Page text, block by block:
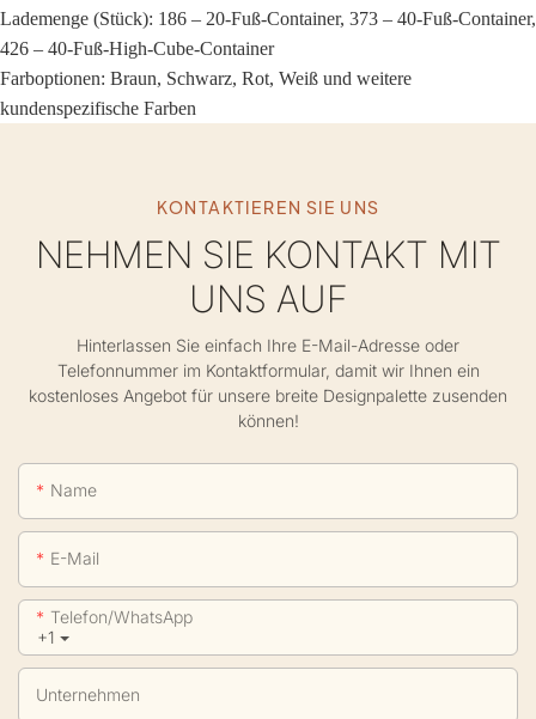
Lademenge (Stück): 186 – 20-Fuß-Container, 373 – 40-Fuß-Container,
426 – 40-Fuß-High-Cube-Container
Farboptionen: Braun, Schwarz, Rot, Weiß und weitere
kundenspezifische Farben
KONTAKTIEREN SIE UNS
NEHMEN SIE KONTAKT MIT
UNS AUF
Hinterlassen Sie einfach Ihre E-Mail-Adresse oder
Telefonnummer im Kontaktformular, damit wir Ihnen ein
kostenloses Angebot für unsere breite Designpalette zusenden
können!
Name
E-Mail
+1
Telefon/WhatsApp
Unternehmen